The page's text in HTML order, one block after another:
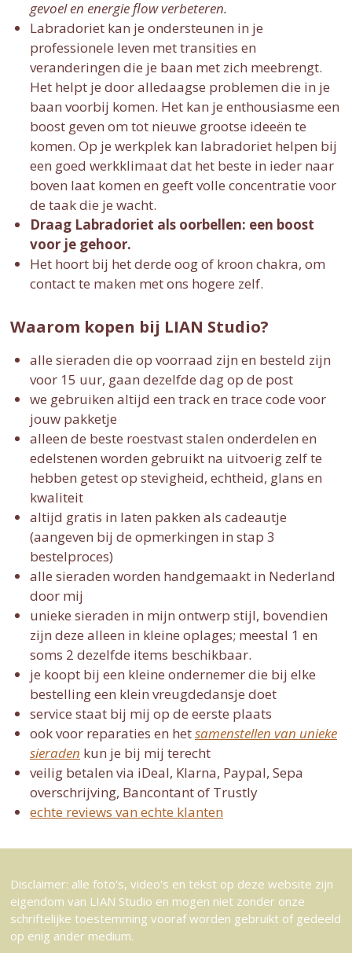
gevoel en energie flow verbeteren.
Labradoriet kan je ondersteunen in je
professionele leven met transities en
veranderingen die je baan met zich meebrengt.
Het helpt je door alledaagse problemen die in je
baan voorbij komen. Het kan je enthousiasme een
boost geven om tot nieuwe grootse ideeën te
komen. Op je werkplek kan labradoriet helpen bij
een goed werkklimaat dat het beste in ieder naar
boven laat komen en geeft volle concentratie voor
de taak die je wacht.
Draag Labradoriet als oorbellen: een boost
voor je gehoor.
Het hoort bij het derde oog of kroon chakra, om
contact te maken met ons hogere zelf.
Waarom kopen bij LIAN Studio?
alle sieraden die op voorraad zijn en besteld zijn
voor 15 uur, gaan dezelfde dag op de post
we gebruiken altijd een track en trace code voor
jouw pakketje
alleen de beste roestvast stalen onderdelen en
edelstenen worden gebruikt na uitvoerig zelf te
hebben getest op stevigheid, echtheid, glans en
kwaliteit
altijd gratis in laten pakken als cadeautje
(aangeven bij de opmerkingen in stap 3
bestelproces)
alle sieraden worden handgemaakt in Nederland
door mij
unieke sieraden in mijn ontwerp stijl, bovendien
zijn deze alleen in kleine oplages; meestal 1 en
soms 2 dezelfde items beschikbaar.
je koopt bij een kleine ondernemer die bij elke
bestelling een klein vreugdedansje doet
service staat bij mij op de eerste plaats
ook voor reparaties en hetsamenstellen van unieke
sieraden kun je bij mij terecht
veilig betalen via iDeal, Klarna, Paypal, Sepa
overschrijving, Bancontant of Trustly
echte reviews van echte klanten
Disclaimer: alle foto's, video's en tekst op deze website zijn
eigendom van LIAN Studio en mogen niet zonder onze
schriftelijke toestemming vooraf worden gebruikt of gedeeld
op enig ander medium.